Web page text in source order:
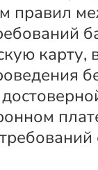
правил
карту,